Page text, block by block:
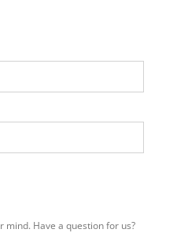
mind. Have a question for us?